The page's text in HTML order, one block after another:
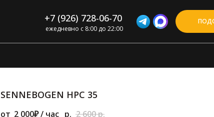
ежедневно с 8:00 до 22:00
+7 (926) 728-06-70
SENNEBOGEN HPC 35
2 000 р. 2 600р.